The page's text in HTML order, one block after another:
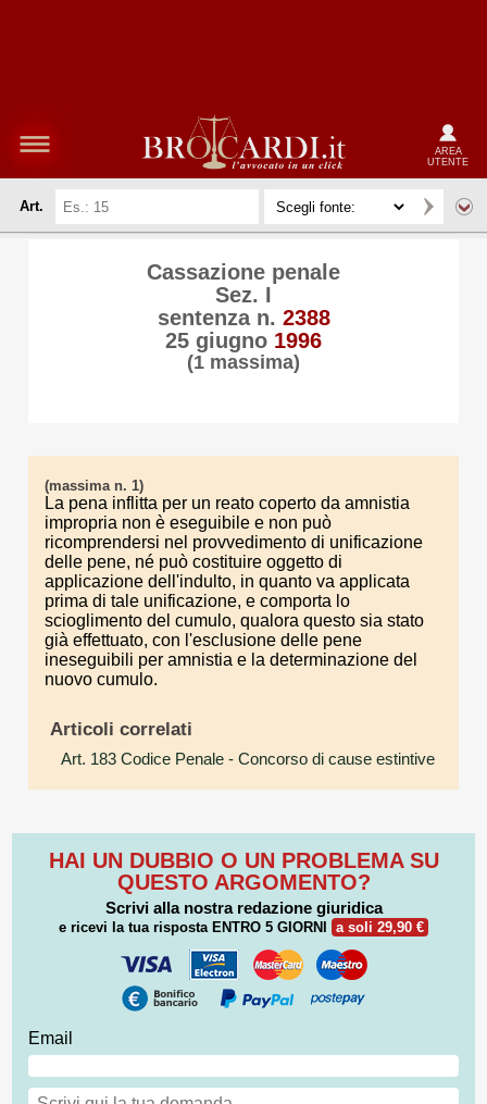
AREA
UTENTE
Art.
Cassazione penale
Sez. I
sentenza n. 2388
25 giugno 1996
(1 massima)
(massima n. 1)
La pena inflitta per un reato coperto da amnistia
impropria non è eseguibile e non può
ricomprendersi nel provvedimento di unificazione
delle pene, né può costituire oggetto di
applicazione dell'indulto, in quanto va applicata
prima di tale unificazione, e comporta lo
scioglimento del cumulo, qualora questo sia stato
già effettuato, con l'esclusione delle pene
ineseguibili per amnistia e la determinazione del
nuovo cumulo.
Articoli correlati
Art. 183 Codice Penale - Concorso di cause estintive
HAI UN DUBBIO O UN PROBLEMA SU
QUESTO ARGOMENTO?
Scrivi alla nostra redazione giuridica
e ricevi la tua risposta ENTRO 5 GIORNI a soli 29,90 €
Email